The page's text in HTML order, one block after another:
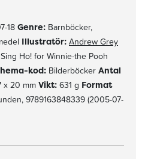
18 Genre: Barnböcker,
Illustratör: Andrew Grey
Sing Ho! for Winnie-the Pooh
kod: Bilderböcker Antal
x 20 mm Vikt: 631 g Format
9789163848339 (2005-07-